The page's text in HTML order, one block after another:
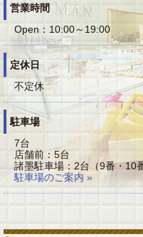
営業時間
Open：10:00～19:00
定休日
不定休
駐車場
7台
店舗前：5台
諸墨駐車場：2台（9番・10
駐車場のご案内 »